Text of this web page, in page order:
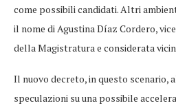
come possibili candidati. Altri
il nome di Agustina Díaz Cordero,
della Magistratura e considerata
Il nuovo decreto, in questo scenario,
speculazioni su una possibile